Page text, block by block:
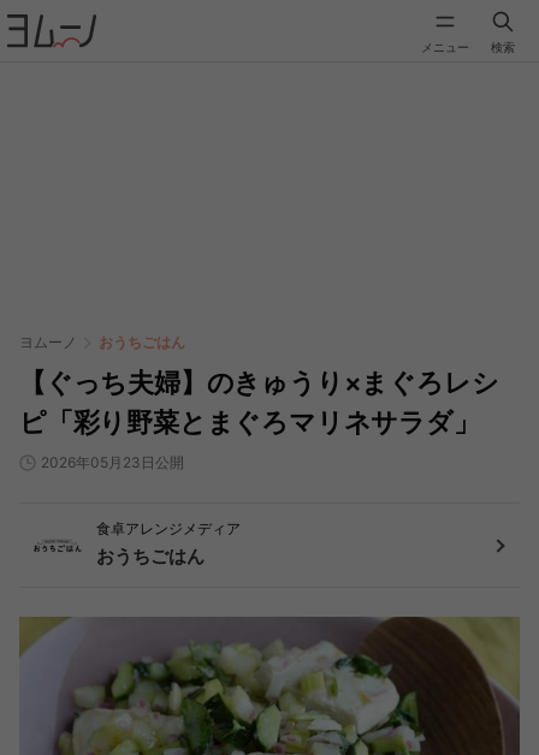
メニュー 検索
ヨムーノ おうちごはん
【ぐっち夫婦】のきゅうり×まぐろレシ
ピ「彩り野菜とまぐろマリネサラダ」
2026年05月23日公開
食卓アレンジメディア
おうちごはん